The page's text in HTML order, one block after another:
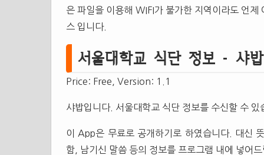
은 파일을 이용해 WIFI가 불가한 지역이라도 언
스 입니다.
서울대학교 식단 정보 - 샤
Price: Free, Version: 1.1
샤밥입니다. 서울대학교 식단 정보를 수신할 수 있
이 App은 무료로 공개하기로 하였습니다. 대신
함, 남기신 말씀 등의 정보를 프로그램 내에 넣어